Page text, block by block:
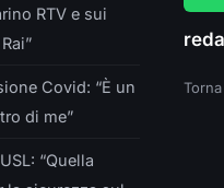
RTV e sui
Covid: “È un
di me”
“Quella